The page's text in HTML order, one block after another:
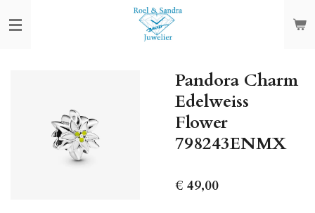
direct
Pandora Charm
Edelweiss
Flower
798243ENMX
€ 49,00